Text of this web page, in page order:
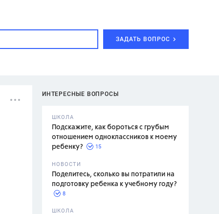
ЗАДАТЬ ВОПРОС
ИНТЕРЕСНЫЕ ВОПРОСЫ
ШКОЛА
Подскажите, как бороться с грубым
отношением одноклассников к моему
ребенку?
15
НОВОСТИ
Поделитесь, сколько вы потратили на
подготовку ребенка к учебному году?
8
ШКОЛА